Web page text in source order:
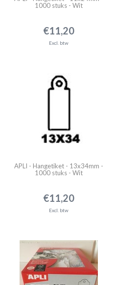
1000 stuks - Wit
€11,20
Excl. btw
APLI - Hangetiket - 13x34mm -
1000 stuks - Wit
€11,20
Excl. btw